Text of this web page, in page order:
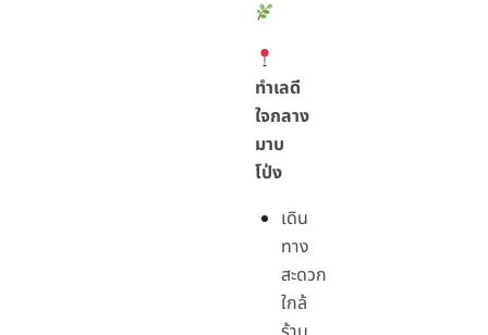
ทำเลดี
ใจกลาง
มาบ
โป่ง
เดิน
ทาง
สะดวก
ใกล้